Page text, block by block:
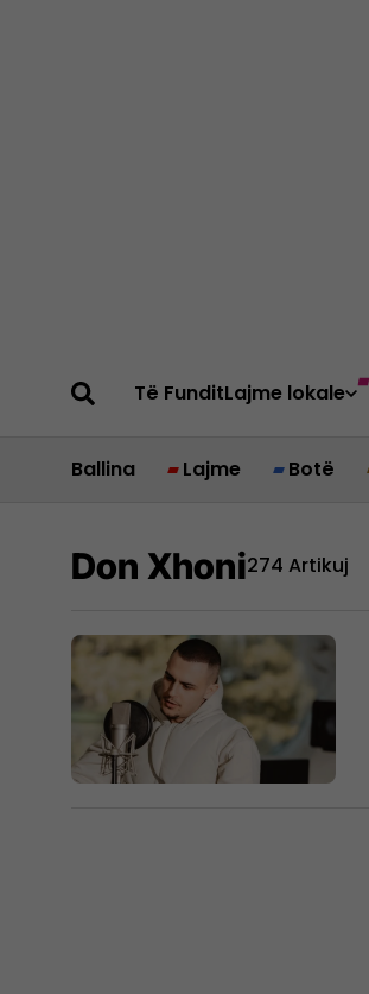
Të FunditLajme lokale
Ballina Lajme Botë
Don Xhoni274 Artikuj